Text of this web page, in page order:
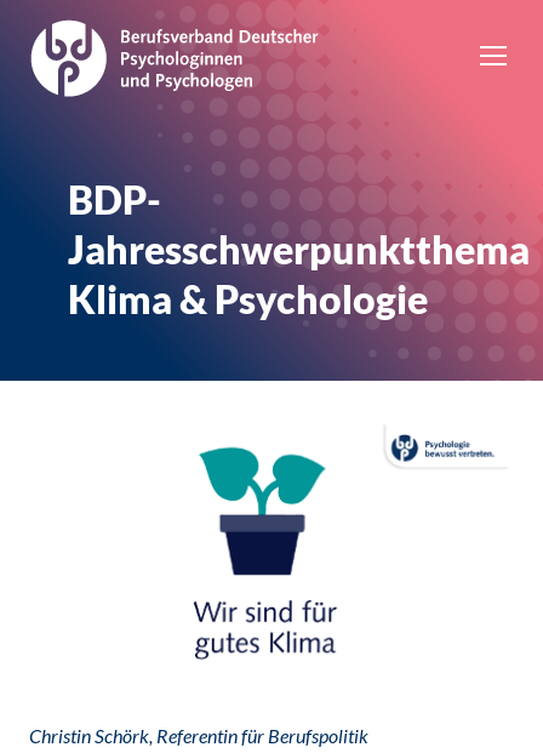
BDP-
Jahresschwerpunktthema
Klima & Psychologie
Christin Schörk, Referentin für Berufspolitik